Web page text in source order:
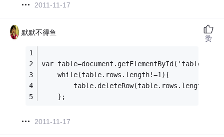
2011-11-17
默默不得鱼
var table=document.getElementById('table1');
	while(table.rows.length!=1){
		table.deleteRow(table.rows.length-1);
	};
2011-11-17
赞